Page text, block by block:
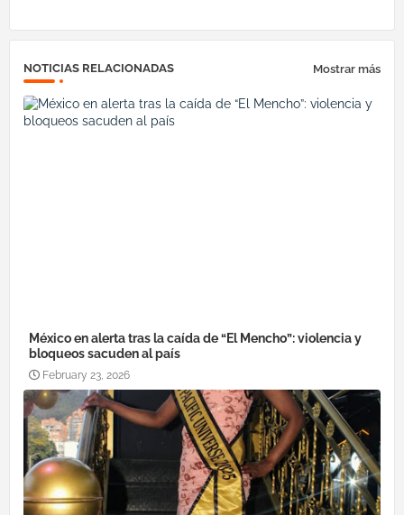
NOTICIAS RELACIONADAS Mostrar más
México en alerta tras la caída de “El Mencho”: violencia y
bloqueos sacuden al país
February 23, 2026